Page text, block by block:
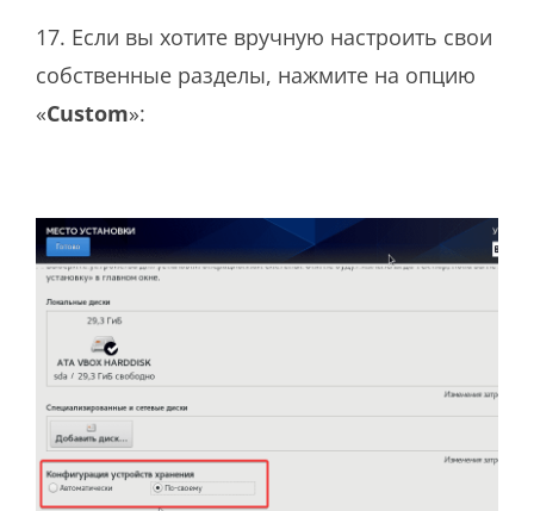
17. Если вы хотите вручную настроить свои
собственные разделы, нажмите на опцию
«Custom»: